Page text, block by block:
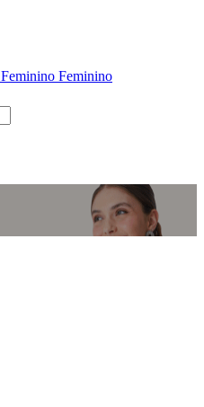
Feminino Feminino